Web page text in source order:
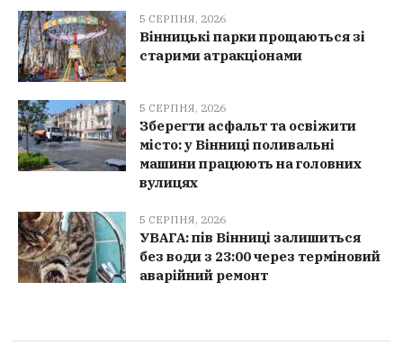
5 СЕРПНЯ, 2026
Вінницькі парки прощаються зі
старими атракціонами
5 СЕРПНЯ, 2026
Зберегти асфальт та освіжити
місто: у Вінниці поливальні
машини працюють на головних
вулицях
5 СЕРПНЯ, 2026
УВАГА: пів Вінниці залишиться
без води з 23:00 через терміновий
аварійний ремонт